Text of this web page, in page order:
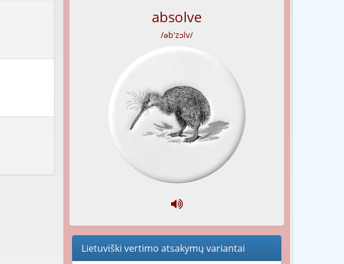
absolve
/əb'zɔlv/
Lietuviški vertimo atsakymų variantai